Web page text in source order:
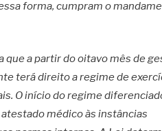
forma, cumpram o
a partir do oitavo mês de
terá direito a regime de
O início do regime
médico às instâncias